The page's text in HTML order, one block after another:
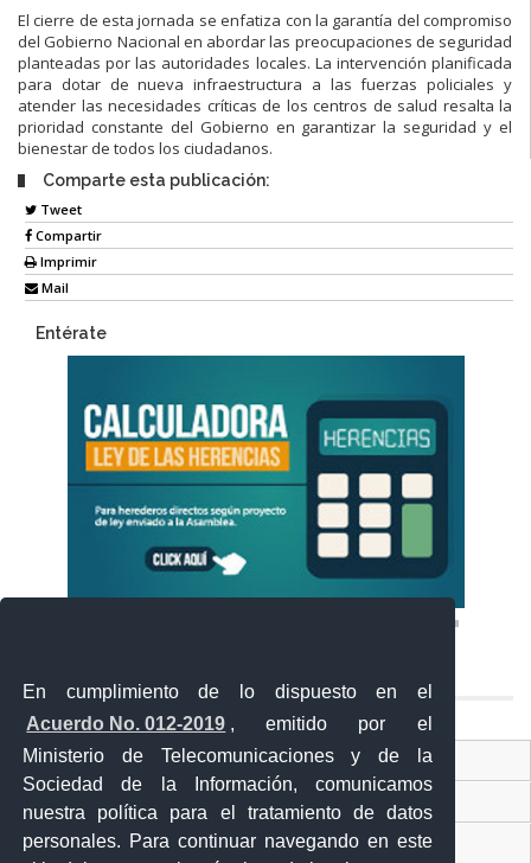
En cumplimiento de lo dispuesto en el
Acuerdo No. 012-2019 , emitido por el
Ministerio de Telecomunicaciones y de la
Sociedad de la Información, comunicamos
nuestra política para el tratamiento de datos
personales. Para continuar navegando en este
El cierre de esta jornada se enfatiza con la garantía del compromiso
del Gobierno Nacional en abordar las preocupaciones de seguridad
planteadas por las autoridades locales. La intervención planificada
para dotar de nueva infraestructura a las fuerzas policiales y
atender las necesidades críticas de los centros de salud resalta la
prioridad constante del Gobierno en garantizar la seguridad y el
bienestar de todos los ciudadanos.
Comparte esta publicación:
Tweet
Compartir
Imprimir
Mail
Entérate
Ventanilla Única Virtual
Ventanilla Única de Comercio Exterior
Gobierno Abierto